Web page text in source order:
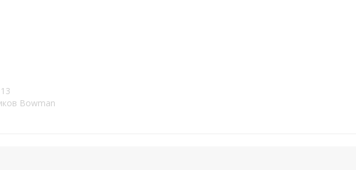
Bowman